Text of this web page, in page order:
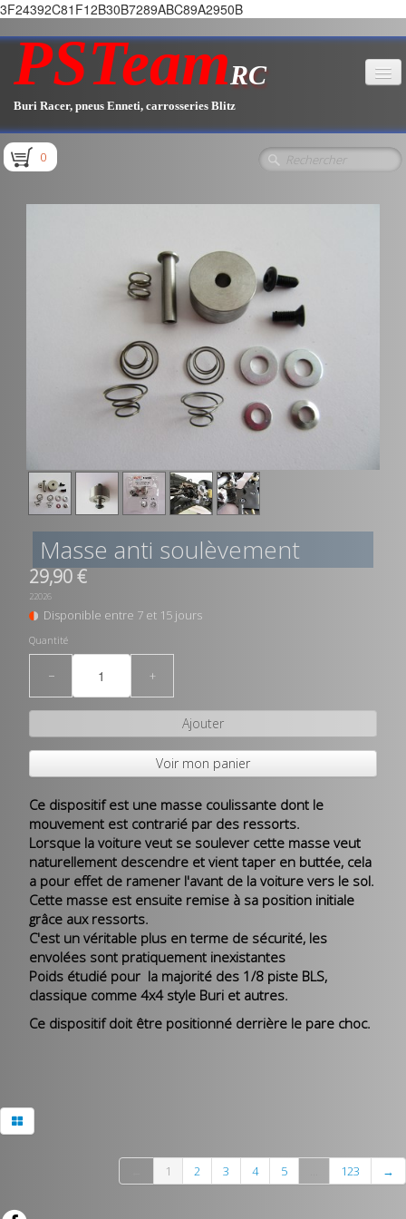
3F24392C81F12B30B7289ABC89A2950B
PSTeamRC
Buri Racer, pneus Enneti, carrosseries Blitz
Accueil
Pièces E1.3
Pièces E2.1
0
Masse anti soulèvement
29,90 €
22026
Disponible entre 7 et 15 jours
Quantité
− +
Ajouter
Voir mon panier
Ce dispositif est une masse coulissante dont le
mouvement est contrarié par des ressorts.
Lorsque la voiture veut se soulever cette masse veut
naturellement descendre et vient taper en buttée, cela
a pour effet de ramener l'avant de la voiture vers le sol.
Cette masse est ensuite remise à sa position initiale
grâce aux ressorts.
C'est un véritable plus en terme de sécurité, les
envolées sont pratiquement inexistantes
Poids étudié pour la majorité des 1/8 piste BLS,
classique comme 4x4 style Buri et autres.
Ce dispositif doit être positionné derrière le pare choc.
1 2 3 4 5 123 →